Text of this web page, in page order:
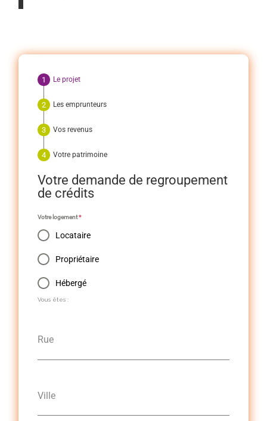
Le projet
Les emprunteurs
Vos revenus
Votre patrimoine
Votre demande de regroupement
de crédits
Votre logement*
Locataire
Propriétaire
Hébergé
Vous êtes :
Rue
Ville